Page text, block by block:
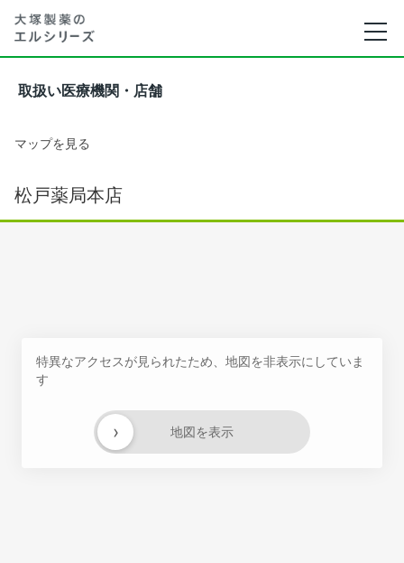
取扱い医療機関・店舗
マップを見る
松戸薬局本店
特異なアクセスが見られたため、地図を非表示にしていま
す
地図を表示
›